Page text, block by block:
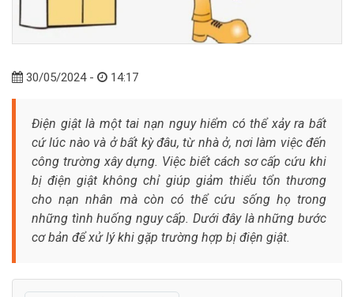
30/05/2024 - 14:17
Điện giật là một tai nạn nguy hiểm có thể xảy ra bất
cứ lúc nào và ở bất kỳ đâu, từ nhà ở, nơi làm việc đến
công trường xây dựng. Việc biết cách sơ cấp cứu khi
bị điện giật không chỉ giúp giảm thiểu tổn thương
cho nạn nhân mà còn có thể cứu sống họ trong
những tình huống nguy cấp. Dưới đây là những bước
cơ bản để xử lý khi gặp trường hợp bị điện giật.